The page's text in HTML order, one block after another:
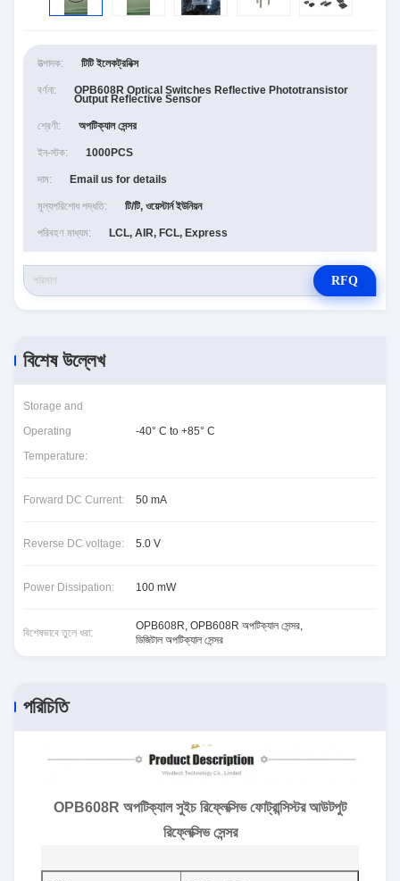
উত্পাদক: টিটি ইলেকট্রনিক্স
বর্ণনা: OPB608R Optical Switches Reflective Phototransistor
Output Reflective Sensor
শ্রেণী: অপটিক্যাল সেন্সর
ইন-স্টক: 1000PCS
দাম: Email us for details
মূল্যপরিশোধ পদ্ধতি: টি/টি, ওয়েস্টার্ন ইউনিয়ন
পরিবহণ মাধ্যম: LCL, AIR, FCL, Express
RFQ
বিশেষ উল্লেখ
Storage and
Operating
Temperature:
-40° C to +85° C
Forward DC Current: 50 mA
Reverse DC voltage: 5.0 V
Power Dissipation: 100 mW
বিশেষভাবে তুলে ধরা:
OPB608R, OPB608R অপটিক্যাল সেন্সর,
ডিজিটাল অপটিক্যাল সেন্সর
পরিচিতি
OPB608R অপটিক্যাল সুইচ রিফ্লেক্সিভ ফোট্রান্সিস্টর আউটপুট
রিফ্লেক্সিভ সেন্সর